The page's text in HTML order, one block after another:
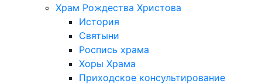
Храм Рождества Христова
История
Святыни
Роспись храма
Хоры Храма
Приходское консультирование